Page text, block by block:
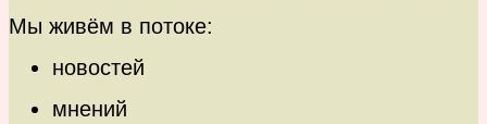
Мы живём в потоке:
новостей
мнений